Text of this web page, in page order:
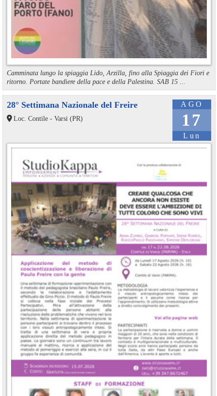
Camminata lungo la spiaggia Lido, Arzilla, fino alla Spiaggia dei Fiori e
ritorno. Portate bandiere della pace e della Palestina. SAB 15 ...
AGO
17
Lun
28° Settimana Nazionale del Freire
Loc. Contile - Varsi (PR)